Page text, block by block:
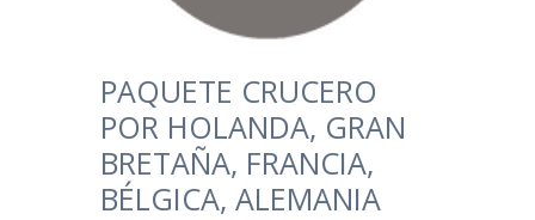
PAQUETE CRUCERO
POR HOLANDA, GRAN
BRETAÑA, FRANCIA,
BÉLGICA, ALEMANIA